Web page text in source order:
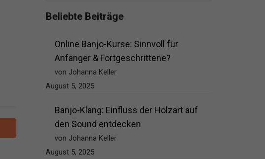
Beliebte Beiträge
Online Banjo-Kurse: Sinnvoll für
Anfänger & Fortgeschrittene?
von Johanna Keller
August 5, 2025
Banjo-Klang: Einfluss der Holzart auf
den Sound entdecken
von Johanna Keller
August 5, 2025